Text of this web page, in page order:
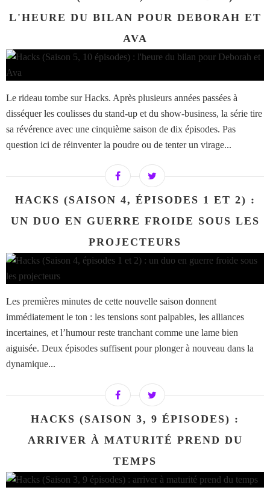
L'HEURE DU BILAN POUR DEBORAH ET
AVA
Le rideau tombe sur Hacks. Après plusieurs années passées à
disséquer les coulisses du stand-up et du show-business, la série tire
sa révérence avec une cinquième saison de dix épisodes. Pas
question ici de réinventer la poudre ou de tenter un virage...
HACKS (SAISON 4, ÉPISODES 1 ET 2) :
UN DUO EN GUERRE FROIDE SOUS LES
PROJECTEURS
Les premières minutes de cette nouvelle saison donnent
immédiatement le ton : les tensions sont palpables, les alliances
incertaines, et l’humour reste tranchant comme une lame bien
aiguisée. Deux épisodes suffisent pour plonger à nouveau dans la
dynamique...
HACKS (SAISON 3, 9 ÉPISODES) :
ARRIVER À MATURITÉ PREND DU
TEMPS